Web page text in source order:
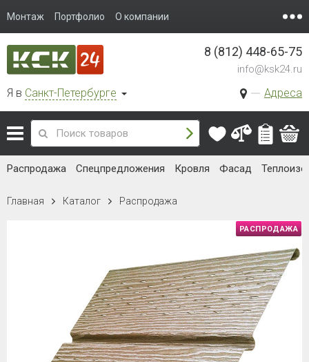
Монтаж Портфолио О компании
Я в Санкт-Петербурге Адреса
8 (812) 448-65-75
info@ksk24.ru
Распродажа Спецпредложения Кровля Фасад
Главная Каталог Распродажа
РАСПРОДАЖА